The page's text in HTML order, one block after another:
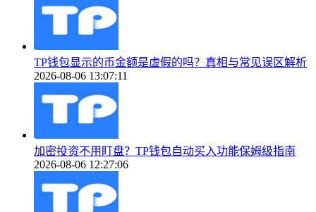
TP钱包显示的币金额是虚假的吗？真相与常见误区解析
2026-08-06 13:07:11
加密投资不用盯盘？TP钱包自动买入功能保姆级指南
2026-08-06 12:27:06